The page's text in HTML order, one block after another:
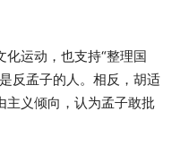
运动，也支持“整理国
反孟子的人。相反，胡适
主义倾向，认为孟子敢批